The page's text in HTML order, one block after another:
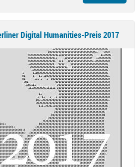
Digital Humanities-Preis 2017